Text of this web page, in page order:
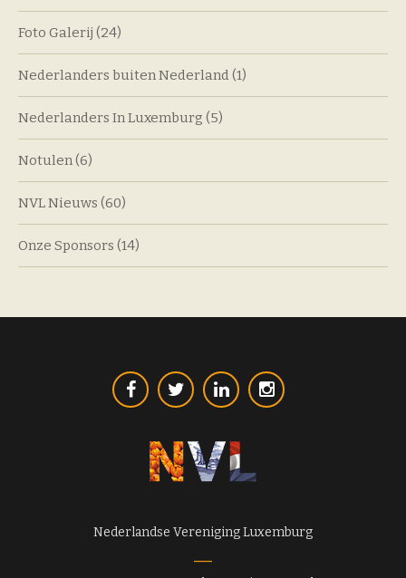
Foto Galerij (24)
Nederlanders buiten Nederland (1)
Nederlanders In Luxemburg (5)
Notulen(6)
NVL Nieuws (60)
Onze Sponsors (14)
Nederlandse Vereniging Luxemburg